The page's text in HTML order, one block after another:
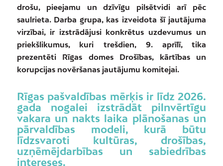
drošu, pieejamu un dzīvīgu pilsētvidi arī pēc
saulrieta. Darba grupa, kas izveidota šī jautājuma
virzībai, ir izstrādājusi konkrētus uzdevumus un
priekšlikumus, kuri trešdien, 9. aprīlī, tika
prezentēti Rīgas domes Drošības, kārtības un
korupcijas novēršanas jautājumu komitejai.
Rīgas pašvaldības mērķis ir līdz 2026.
gada nogalei izstrādāt pilnvērtīgu
vakara un nakts laika plānošanas un
pārvaldības modeli, kurā būtu
līdzsvaroti kultūras, drošības,
uzņēmējdarbības un sabiedrības
intereses.